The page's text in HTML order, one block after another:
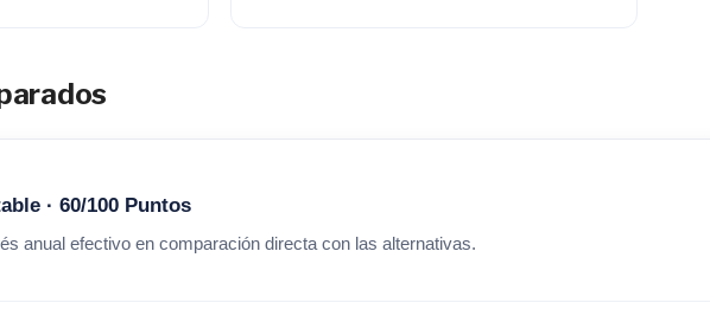
· 60/100 Puntos
anual efectivo en comparación directa con las alternativas.